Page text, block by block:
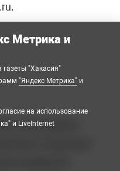
.
автономное
«Редакция
защищены.
Метрика и
газеты "Хакасия"
"Яндекс Метрика" и
на использование
и LiveInternet